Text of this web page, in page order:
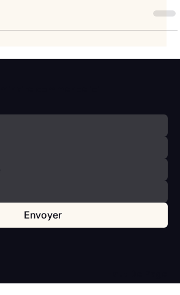
aller la publicité?
moins en moins efficace, tout le monde le
commence ici
Envoyer